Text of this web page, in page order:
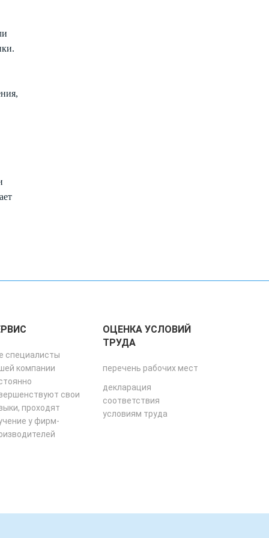
специалисты
компании
свои
проходят
у фирм-
ОЦЕНКА УСЛОВИЙ
ТРУДА
перечень рабочих мест
декларация
соответствия
условиям труда